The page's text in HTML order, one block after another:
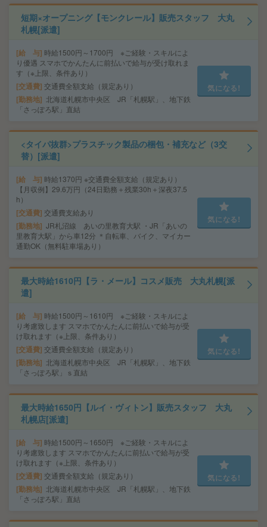
短期×オープニング【モンクレール】販売スタッフ 大丸
札幌[派遣]
給 与 時給1500円～1700円 ※ご経験・スキルによ
り優遇 スマホでかんたんに前払いで給与が受け取れま
す（※上限、条件あり）
交通費 交通費全額支給（規定あり）
勤務地
北海道札幌市中央区 JR「札幌駅」、地下鉄
「さっぽろ駅」直結
気になる!
<タイパ抜群>プラスチック製品の梱包・補充など（3交
替）[派遣]
給 与 時給1370円 ※交通費全額支給（規定あり）
【月収例】29.6万円（24日勤務＋残業30h＋深夜37.5
h）
交通費 交通費支給あり
勤務地 JR札沼線 あいの里教育大駅 ・JR「あいの
里教育大駅」から車12分 ＊自転車、バイク、マイカー
通勤OK（無料駐車場あり）
気になる!
最大時給1610円【ラ・メール】コスメ販売 大丸札幌[派
遣]
給 与 時給1500円～1610円 ※ご経験・スキルによ
り考慮致します スマホでかんたんに前払いで給与が受
け取れます（※上限、条件あり）
交通費 交通費全額支給（規定あり）
勤務地
北海道札幌市中央区 JR「札幌駅」、地下鉄
「さっぽろ駅」ｓ直結
気になる!
最大時給1650円【ルイ・ヴィトン】販売スタッフ 大丸
札幌店[派遣]
給 与 時給1500円～1650円 ※ご経験・スキルによ
り考慮致します スマホでかんたんに前払いで給与が受
け取れます（※上限、条件あり）
交通費 交通費全額支給（規定あり）
勤務地
北海道札幌市中央区 JR「札幌駅」、地下鉄
「さっぽろ駅」直結
気になる!